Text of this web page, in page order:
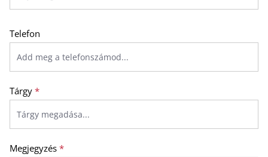
Telefon
Tárgy *
Megjegyzés *